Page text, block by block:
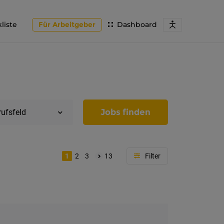
Dashboard
Für Arbeitgeber
Jobs finden
1 2 3 13